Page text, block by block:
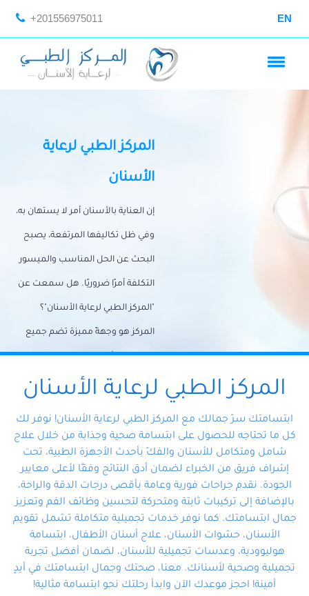
+201556975011 EN
المركز الطبي لرعاية
الأسنان
إن العناية بالأسنان أمر لا يستهان به،
وفي ظل تكاليفها المرتفعة، يصبح
البحث عن الحل المناسب والميسور
التكلفة أمرًا ضروريًا. هل سمعت عن
"المركز الطبي لرعاية الأسنان"؟
المركز هو وجهةً مميزة تضم جميع
احتياجات الأسنان تحت سقف واحد،
وتضمن لك حلاً شاملًا لجميع
المتخصص ذوي الخبرة، ستجد نفسك
في أيد أمينة تلبي احتياجاتك بكل
احترافية ودقة.
المركز الطبي لرعاية الأسنان
ابتسامتك سرّ جمالك مع المركز الطبي لرعاية الأسنان! نوفر لك
كل ما تحتاجه للحصول على ابتسامة صحية وجذابة من خلال علاج
شامل ومتكامل للأسنان والفكّ بأحدث الأجهزة الطبية، تحت
إشراف فريق من الخبراء لضمان أدق النتائج وفقًا لأعلى معايير
الجودة. نقدم جراحات فورية وعامة بأقصى درجات الدقة والراحة،
بالإضافة إلى تركيبات ثابتة ومتحركة لتحسين وظائف الفم وتعزيز
جمال ابتسامتك. كما نوفر خدمات تجميلية متكاملة تشمل تقويم
الأسنان، حشوات الأسنان، علاج أسنان الأطفال، ابتسامة
هوليوودية، وعدسات تجميلية للأسنان، لضمان أفضل تجربة
تجميلية وصحية لأسنانك. معنا، صحتك وجمال ابتسامتك في أيدٍ
أمينة! احجز موعدك الآن وابدأ رحلتك نحو ابتسامة مثالية!